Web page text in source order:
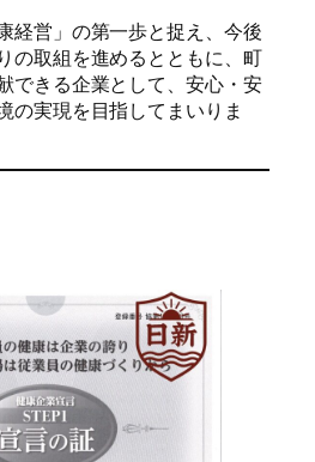
経営」の第一歩と捉え、今後
の取組を進めるとともに、町
できる企業として、安心・安
の実現を目指してまいりま